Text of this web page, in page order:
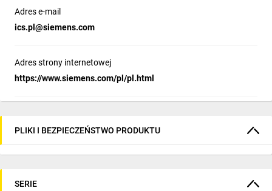
Ile maksymalnie
podłączyć pod zacisk?
wyłącznika?
Adres e-mail
ics.pl@siemens.com
Adres strony internetowej
https://www.siemens.com/pl/pl.html
PLIKI I BEZPIECZEŃSTWO PRODUKTU
SERIE